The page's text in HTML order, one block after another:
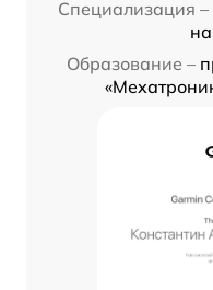
Специализация –
Образование –